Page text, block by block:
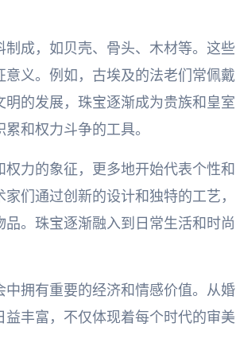
成，如贝壳、骨头、木材等。这些
义。例如，古埃及的法老们常佩戴
的发展，珠宝逐渐成为贵族和皇室
和权力斗争的工具。
力的象征，更多地开始代表个性和
们通过创新的设计和独特的工艺，
。珠宝逐渐融入到日常生活和时尚
拥有重要的经济和情感价值。从婚
丰富，不仅体现着每个时代的审美